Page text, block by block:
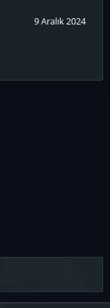
9 Aralık 2024